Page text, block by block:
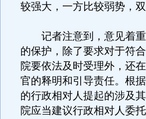
较强大，一方比较弱势，
记者注意到，意见着重
的保护，除了要求对于符
院要依法及时受理外，还
官的释明和引导责任。根
的行政相对人提起的涉及
院应当建议行政相对人委